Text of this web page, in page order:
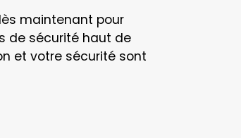
maintenant pour
de sécurité haut de
et votre sécurité sont